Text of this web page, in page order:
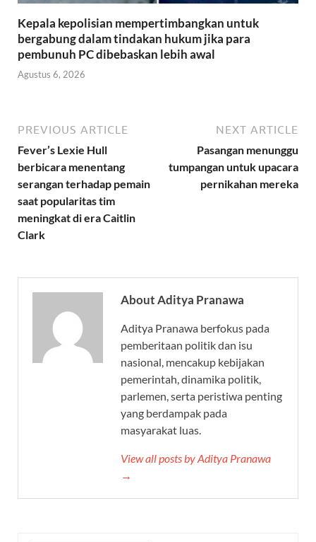
Kepala kepolisian mempertimbangkan untuk
bergabung dalam tindakan hukum jika para
pembunuh PC dibebaskan lebih awal
Agustus 6, 2026
PREVIOUS ARTICLE
Fever’s Lexie Hull
berbicara menentang
serangan terhadap pemain
saat popularitas tim
meningkat di era Caitlin
Clark
NEXT ARTICLE
Pasangan menunggu
tumpangan untuk upacara
pernikahan mereka
About Aditya Pranawa
Aditya Pranawa berfokus pada
pemberitaan politik dan isu
nasional, mencakup kebijakan
pemerintah, dinamika politik,
parlemen, serta peristiwa penting
yang berdampak pada
masyarakat luas.
View all posts by Aditya Pranawa
→